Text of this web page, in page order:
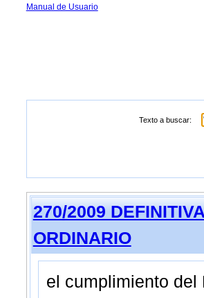
Manual de Usuario
Texto a buscar:
270/2009
ORDINARIO
el cumplimiento del